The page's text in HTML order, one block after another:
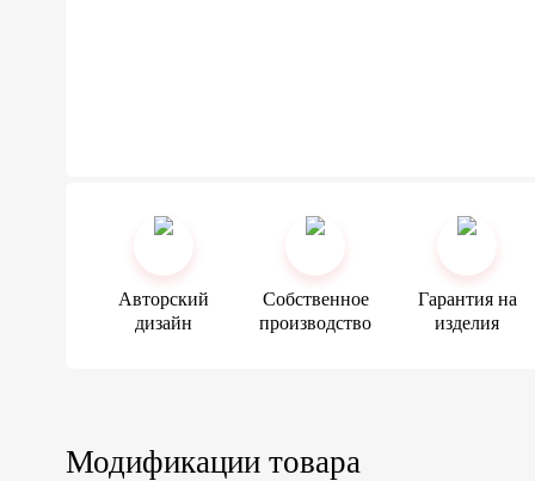
Авторский
дизайн
Собственное
производство
Гарантия на
изделия
Модификации товара